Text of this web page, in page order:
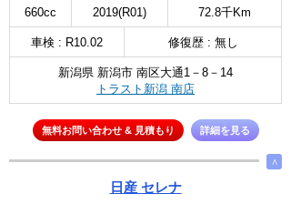
660cc 2019(R01) 72.8千Km
車検 : R10.02 修復歴 : 無し
新潟県 新潟市 南区大通1－8－14
トラスト新潟 南店
無料お問い合わせ & 見積もり 詳細を見る
∧
日産 セレナ